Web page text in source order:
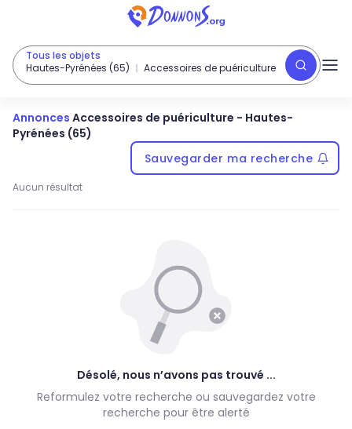
Tous les objets
Hautes-Pyrénées (65)
Accessoires de puériculture
Annonces Accessoires de puériculture - Hautes-
Pyrénées (65)
Sauvegarder ma recherche
Aucun résultat
Désolé, nous n’avons pas trouvé ...
Reformulez votre recherche ou sauvegardez votre
recherche pour être alerté